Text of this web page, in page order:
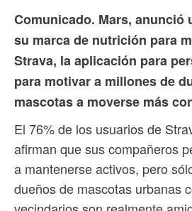
Comunicado. Mars, anunció
su marca de nutrición para
Strava, la aplicación para
para motivar a millones de
mascotas a moverse más
El 76% de los usuarios de
afirman que sus compañeros
a mantenerse activos, pero
dueños de mascotas urbanas